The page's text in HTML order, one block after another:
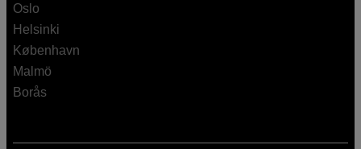
Oslo
Helsinki
København
Malmö
Borås